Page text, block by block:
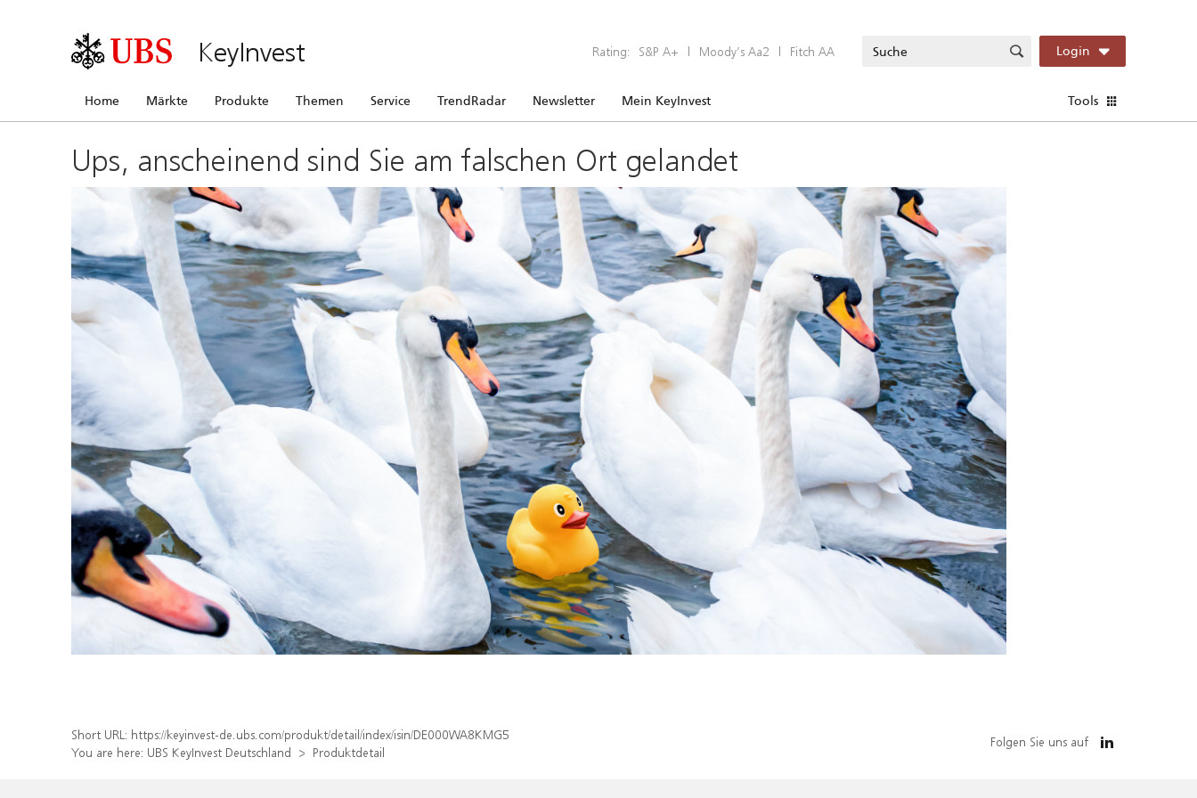
KeyInvest Rating: S&P A+ | Moody’s Aa2 | Fitch AA Login
Home Märkte Produkte Themen Service TrendRadar Newsletter Mein KeyInvest Tools
Ups, anscheinend sind Sie am falschen Ort gelandet
Short URL: https://keyinvest-de.ubs.com/produkt/detail/index/isin/DE000WA8KMG5
You are here: UBS KeyInvest Deutschland Produktdetail
Folgen Sie uns auf